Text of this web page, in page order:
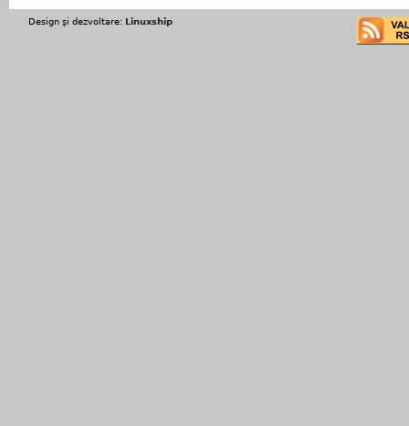
Design şi dezvoltare: Linuxship